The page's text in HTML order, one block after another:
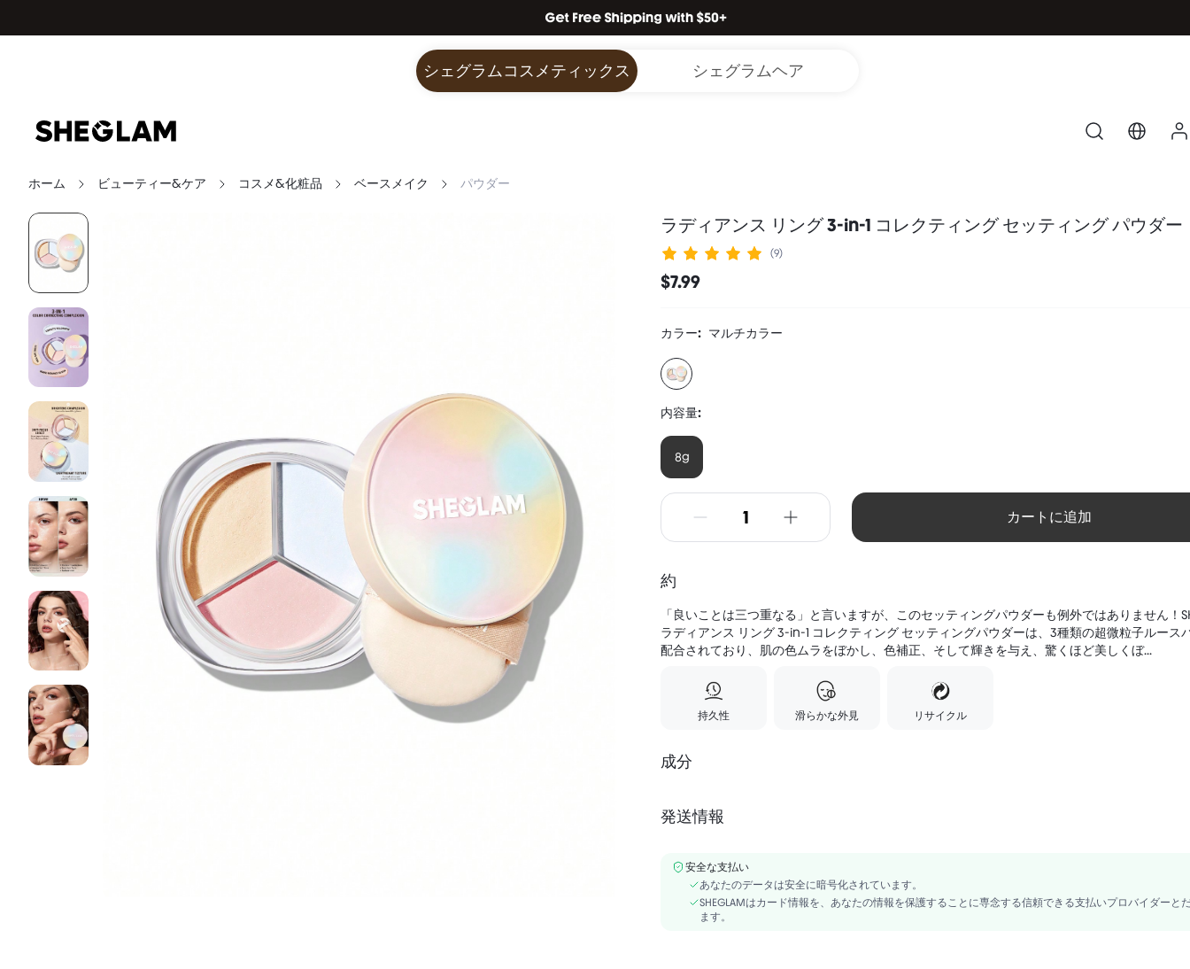
シェグラムコスメティックス シェグラムヘア
ホーム ビューティー&ケア コスメ&化粧品 ベースメイク パウダー
ラディアンス リング 3-in-1 コレクティング セッティング パウダー
(9)
$7.99
カラー: マルチカラー
内容量:
8g
カートに追加
約
「良いことは三つ重なる」と言いますが、このセッティングパウダーも例外ではありません！
ラディアンス リング 3-in-1 コレクティング セッティングパウダーは、3種類の超微粒子ルース
配合されており、肌の色ムラをぼかし、色補正、そして輝きを与え、驚くほど美しくぼ...
持久性 滑らかな外見 リサイクル
成分
BLUE:SILICA, MICA, SYNTHETIC FLUORPHLOGOPITE, DIMETHICONE/VINYL DIMETHICONE
DIMETHICONE, TRIETHYLHEXANOIN, TRIETHOXYCAPRYLYLSILANE, ISONONYL ISONONANOATE,
CALCIUM SODIUM SILICATE, PHENOXYETHANOL, ETHYLHEXYLGLYCERIN, DIMETHICONE
発送情報
安全な支払い
あなたのデータは安全に暗号化されています。
SHEGLAMはカード情報を、あなたの情報を保護することに専念する信頼できる支払いプロバイダーと
ます。